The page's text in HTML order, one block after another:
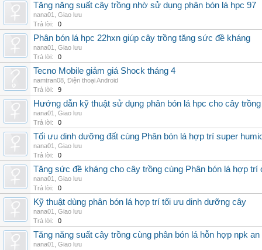
Tăng năng suất cây trồng nhờ sử dụng phân bón lá hpc 97
nana01
Giao lưu
Trả lời:
0
Phân bón lá hpc 22hxn giúp cây trồng tăng sức đề kháng
nana01
Giao lưu
Trả lời:
0
Tecno Mobile giảm giá Shock tháng 4
namtran08 Điện thoại Android
Trả lời:
9
Hướng dẫn kỹ thuật sử dụng phân bón lá hpc cho cây trồng
nana01
Giao lưu
Trả lời:
0
Tối ưu dinh dưỡng đất cùng Phân bón lá hợp trí super
nana01
Giao lưu
Trả lời:
0
Tăng sức đề kháng cho cây trồng cùng Phân bón lá hợp trí
nana01
Giao lưu
Trả lời:
0
Kỹ thuật dùng phân bón lá hợp trí tối ưu dinh dưỡng cây
nana01
Giao lưu
Trả lời:
0
Tăng năng suất cây trồng cùng phân bón lá hỗn hợp npk an
nana01
Giao lưu